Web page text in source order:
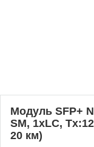
Модуль SFP+
SM, 1xLC,
20 км)